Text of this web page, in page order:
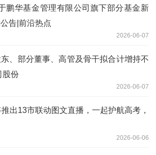
鹏华基金管理有限公司旗下部分基金新
告|前沿热点
2026-06-07
、部分董事、高管及骨干拟合计增持不
股份
2026-06-07
出13市联动图文直播，一起护航高考，
2026-06-06